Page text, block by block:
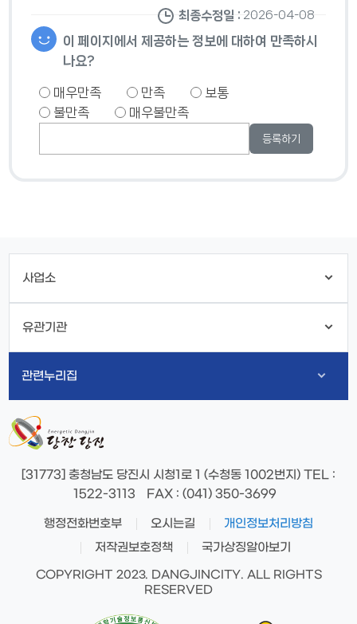
최종수정일 : 2026-04-08
이 페이지에서 제공하는 정보에 대하여 만족하시
나요?
매우만족 만족
보통
불만족
매우불만족
사업소
유관기관
관련누리집
[31773] 충청남도 당진시 시청1로 1 (수청동 1002번지) TEL :
1522-3113
FAX: (041) 350-3699
행정전화번호부 오시는길
개인정보처리방침
저작권보호정책
국가상징알아보기
COPYRIGHT 2023. DANGJINCITY. ALL RIGHTS
RESERVED